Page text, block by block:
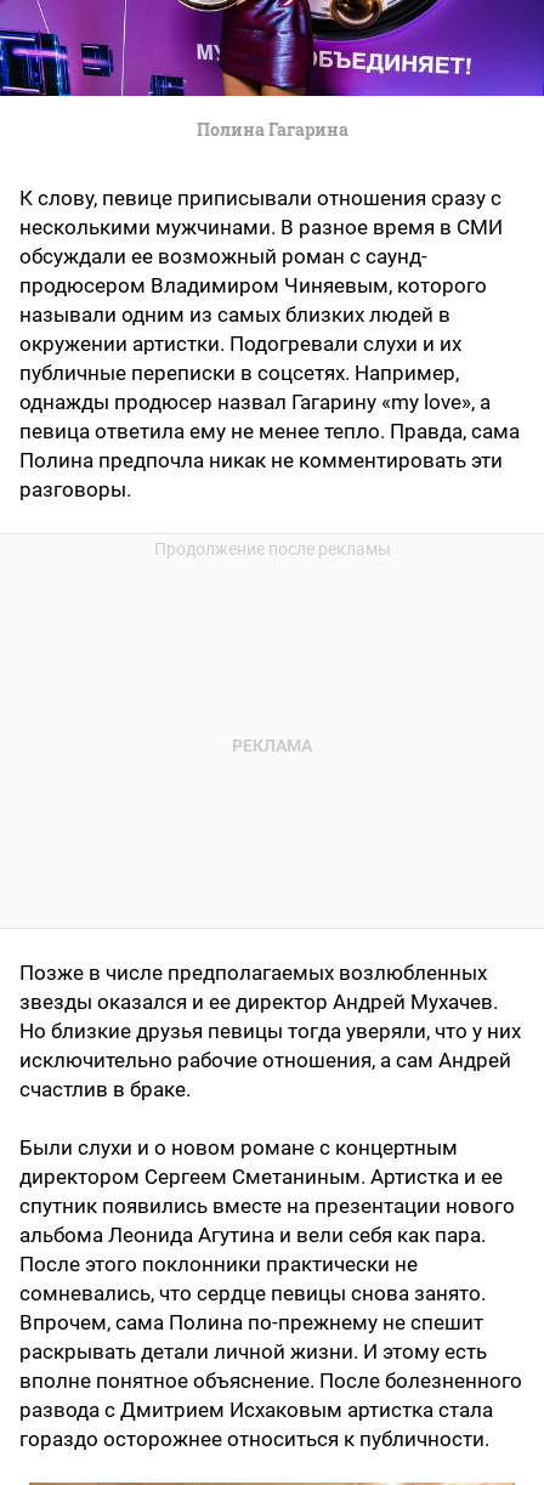
Полина Гагарина
К слову, певице приписывали отношения сразу с
несколькими мужчинами. В разное время в СМИ
обсуждали ее возможный роман с саунд-
продюсером Владимиром Чиняевым, которого
называли одним из самых близких людей в
окружении артистки. Подогревали слухи и их
публичные переписки в соцсетях. Например,
однажды продюсер назвал Гагарину «my love», а
певица ответила ему не менее тепло. Правда, сама
Полина предпочла никак не комментировать эти
разговоры.
Позже в числе предполагаемых возлюбленных
звезды оказался и ее директор Андрей Мухачев.
Но близкие друзья певицы тогда уверяли, что у них
исключительно рабочие отношения, а сам Андрей
счастлив в браке.
Были слухи и о новом романе с концертным
директором Сергеем Сметаниным. Артистка и ее
спутник появились вместе на презентации нового
альбома Леонида Агутина и вели себя как пара.
После этого поклонники практически не
сомневались, что сердце певицы снова занято.
Впрочем, сама Полина по-прежнему не спешит
раскрывать детали личной жизни. И этому есть
вполне понятное объяснение. После болезненного
развода с Дмитрием Исхаковым артистка стала
гораздо осторожнее относиться к публичности.